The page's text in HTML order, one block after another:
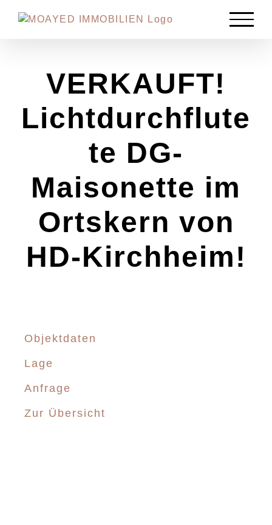
Inhalt
VERKAUFT!
Lichtdurchflute
te DG-
Maisonette im
Ortskern von
HD-Kirchheim!
Objektdaten
Lage
Anfrage
Zur Übersicht